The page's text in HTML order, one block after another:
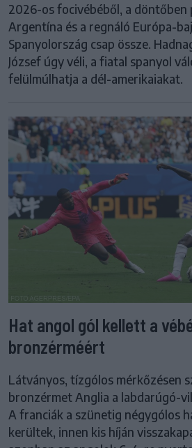
2026-os focivébéből, a döntőben
Argentína és a regnáló Európa-
Spanyolország csap össze.
József úgy véli, a fiatal spanyol
felülmúlhatja a dél-amerikaiakat.
Hat angol gól kellett a
bronzérméért
Látványos, tízgólos mérkőzésen
bronzérmet Anglia a labdarúgó-
A franciák a szünetig négygólos
kerültek, innen kis híján